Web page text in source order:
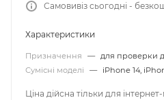
Самовивіз сьогодні -
Характеристики
Призначення — для проверки
Сумісні моделі
— iPhone 14,
Ціна дійсна тільки для